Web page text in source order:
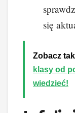
się
Zobacz
klasy od
wiedzieć!